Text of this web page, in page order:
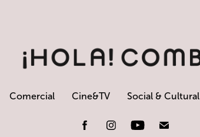
Comercial Cine&TV Social & Cultural